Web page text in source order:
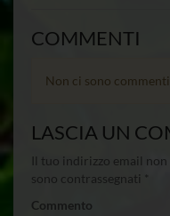
COMMENTI
Non ci sono
LASCIA UN
Il tuo indirizzo email non
sono contrassegnati
Commento